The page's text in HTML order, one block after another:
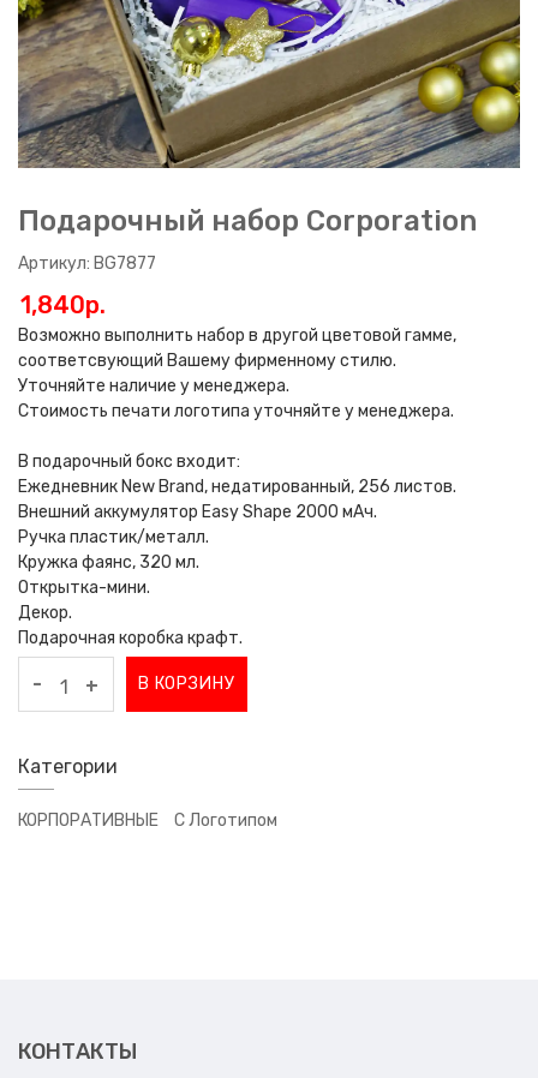
Подарочный набор Corporation
Артикул: BG7877
1,840p.
Возможно выполнить набор в другой цветовой гамме,
соответсвующий Вашему фирменному стилю.
Уточняйте наличие у менеджера.
Стоимость печати логотипа уточняйте у менеджера.
В подарочный бокс входит:
Ежедневник New Brand, недатированный, 256 листов.
Внешний аккумулятор Easy Shape 2000 мАч.
Ручка пластик/металл.
Кружка фаянс, 320 мл.
Открытка-мини.
Декор.
Подарочная коробка крафт.
- + В КОРЗИНУ
Категории
КОРПОРАТИВНЫЕ С Логотипом
КОНТАКТЫ